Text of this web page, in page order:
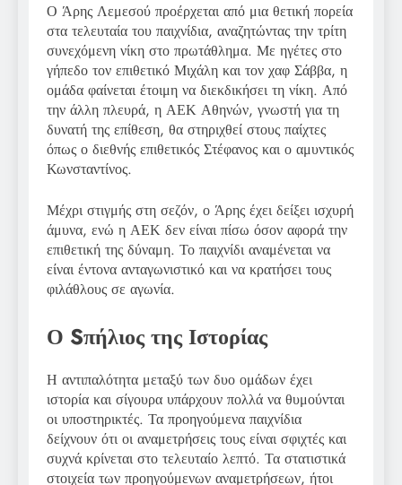
Ο Άρης Λεμεσού προέρχεται από μια θετική πορεία
στα τελευταία του παιχνίδια, αναζητώντας την τρίτη
συνεχόμενη νίκη στο πρωτάθλημα. Με ηγέτες στο
γήπεδο τον επιθετικό Μιχάλη και τον χαφ Σάββα, η
ομάδα φαίνεται έτοιμη να διεκδικήσει τη νίκη. Από
την άλλη πλευρά, η ΑΕΚ Αθηνών, γνωστή για τη
δυνατή της επίθεση, θα στηριχθεί στους παίχτες
όπως ο διεθνής επιθετικός Στέφανος και ο αμυντικός
Κωνσταντίνος.
Μέχρι στιγμής στη σεζόν, ο Άρης έχει δείξει ισχυρή
άμυνα, ενώ η ΑΕΚ δεν είναι πίσω όσον αφορά την
επιθετική της δύναμη. Το παιχνίδι αναμένεται να
είναι έντονα ανταγωνιστικό και να κρατήσει τους
φιλάθλους σε αγωνία.
Ο Sπήλιος της Ιστορίας
Η αντιπαλότητα μεταξύ των δυο ομάδων έχει
ιστορία και σίγουρα υπάρχουν πολλά να θυμούνται
οι υποστηρικτές. Τα προηγούμενα παιχνίδια
δείχνουν ότι οι αναμετρήσεις τους είναι σφιχτές και
συχνά κρίνεται στο τελευταίο λεπτό. Τα στατιστικά
στοιχεία των προηγούμενων αναμετρήσεων, ήτοι